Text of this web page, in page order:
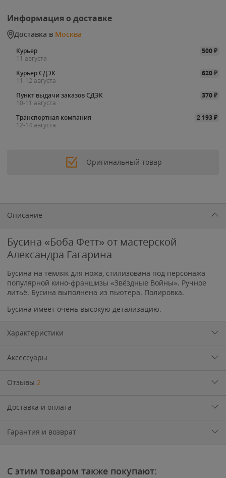
Информация о доставке
Доставка в Москва
Курьер 500₽
11 августа
Курьер СДЭК
620₽
11-12 августа
Пункт выдачи заказов СДЭК
370₽
10-11 августа
Транспортная компания
2 193₽
12-14 августа
Оригинальный товар
Описание
Бусина «Боба Фетт» от мастерской
Александра Гагарина
Бусина на темляк для ножа, стилизована под персонажа
популярной кино-франшизы «Звёздные Войны». Ручное
литьё. Бусина выполнена из пьютера. Полировка.
Бусина имеет очень высокую детализацию.
Характеристики
Аксессуары
Отзывы 2
Доставка и оплата
Гарантия и возврат
С этим товаром также покупают: